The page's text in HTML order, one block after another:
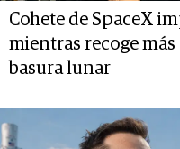
Cohete de SpaceX
mientras recoge
basura lunar